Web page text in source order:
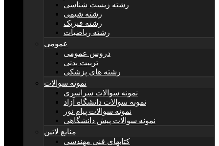
رشته زیست شناسی
رشته شیمی
رشته فیزیک
رشته ریاضیات
عمومی
دروس عمومی
تربیت بدنی
رشته های پزشکی
نمونه سوالات
نمونه سوالات سراسری
نمونه سوالات دانشگاه آزاد
نمونه سوالات پیام نور
نمونه سوالات پیش دانشگاهی
منابع لاتین
کتابهای فنی مهندسی